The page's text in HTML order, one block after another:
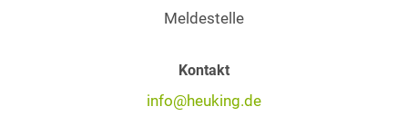
Meldestelle
Kontakt
info@heuking.de